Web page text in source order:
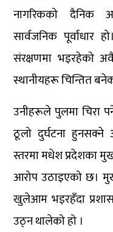
नागरिकको दैनिक
सार्वजनिक पूर्वाधार
संरक्षणमा भइरहेको
स्थानीयहरू चिन्तित
उनीहरूले पुलमा चिरा
ठूलो दुर्घटना
स्तरमा मधेश प्रदेशका
आरोप उठाइएको छ।
खुलेआम भइरहँदा
उठ्न थालेको हो ।